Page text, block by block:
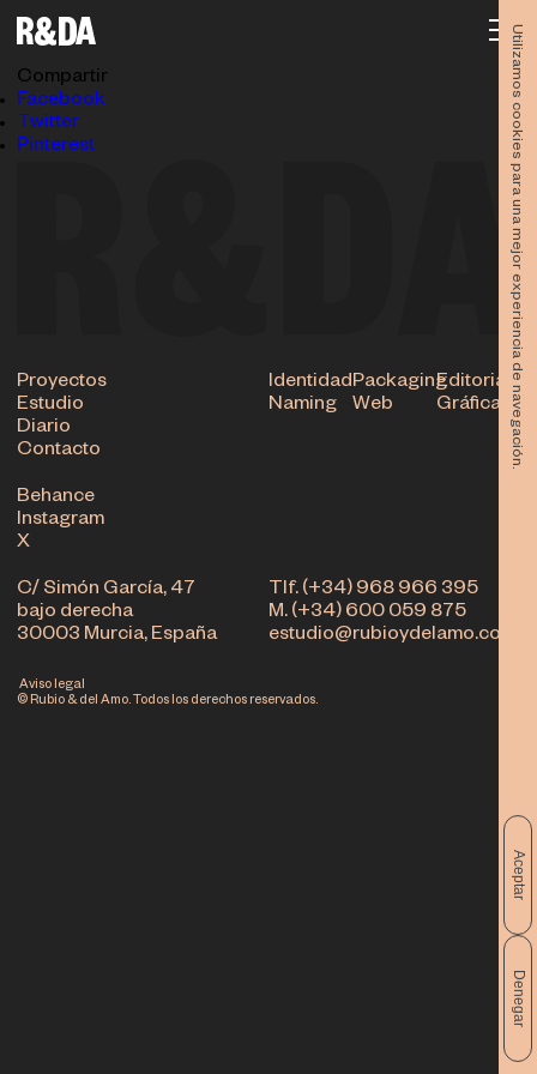
Utilizamos cookies para una mejor experiencia de navegación.
Aceptar
Denegar
08.05.2024
Compartir
Facebook
Twitter
Pinterest
Tlf. (+34) 968 966 395
M. (+34) 600 059 875
estudio@rubioydelamo.com
C/ Simón García, 47
bajo derecha
30003 Murcia, España
Proyectos
Estudio
Diario
Contacto
IdentidadPackagingEditorial
Naming
Web Gráfica
Behance
Instagram
X
© Rubio & del Amo. Todos los derechos reservados.
Aviso legal